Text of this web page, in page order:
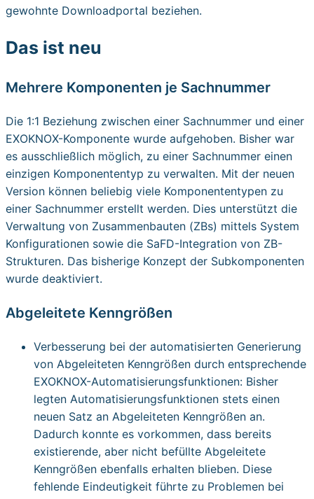
gewohnte Downloadportal beziehen.
Das ist neu
Mehrere Komponenten je Sachnummer
Die 1:1 Beziehung zwischen einer Sachnummer und einer
EXOKNOX-Komponente wurde aufgehoben. Bisher war
es ausschließlich möglich, zu einer Sachnummer einen
einzigen Komponententyp zu verwalten. Mit der neuen
Version können beliebig viele Komponententypen zu
einer Sachnummer erstellt werden. Dies unterstützt die
Verwaltung von Zusammenbauten (ZBs) mittels System
Konfigurationen sowie die SaFD-Integration von ZB-
Strukturen. Das bisherige Konzept der Subkomponenten
wurde deaktiviert.
Abgeleitete Kenngrößen
Verbesserung bei der automatisierten Generierung
von Abgeleiteten Kenngrößen durch entsprechende
EXOKNOX-Automatisierungsfunktionen: Bisher
legten Automatisierungsfunktionen stets einen
neuen Satz an Abgeleiteten Kenngrößen an.
Dadurch konnte es vorkommen, dass bereits
existierende, aber nicht befüllte Abgeleitete
Kenngrößen ebenfalls erhalten blieben. Diese
fehlende Eindeutigkeit führte zu Problemen bei